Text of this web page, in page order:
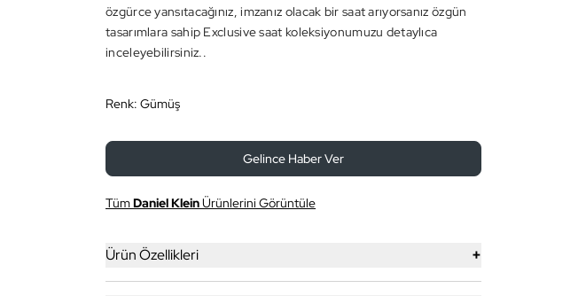
özgürce yansıtacağınız, imzanız olacak bir saat arıyorsanız özgün
tasarımlara sahip Exclusive saat koleksiyonumuzu detaylıca
inceleyebilirsiniz..
Renk: Gümüş
Gelince Haber Ver
TümDaniel KleinÜrünlerini Görüntüle
Ürün Özellikleri +